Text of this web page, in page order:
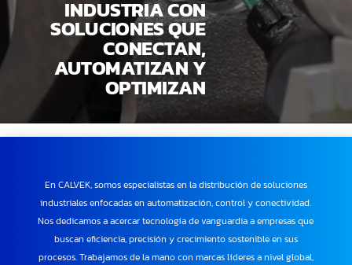
INDUSTRIA CON
SOLUCIONES QUE
CONECTAN,
AUTOMATIZAN Y
OPTIMIZAN
En CALVEK, somos especialistas en la distribución de soluciones
industriales enfocadas en automatización, control y conectividad.
Nos dedicamos a acercar tecnología de vanguardia a empresas que
buscan eficiencia, precisión y crecimiento sostenible en sus
procesos.Trabajamos de la mano con marcas líderes a nivel global,